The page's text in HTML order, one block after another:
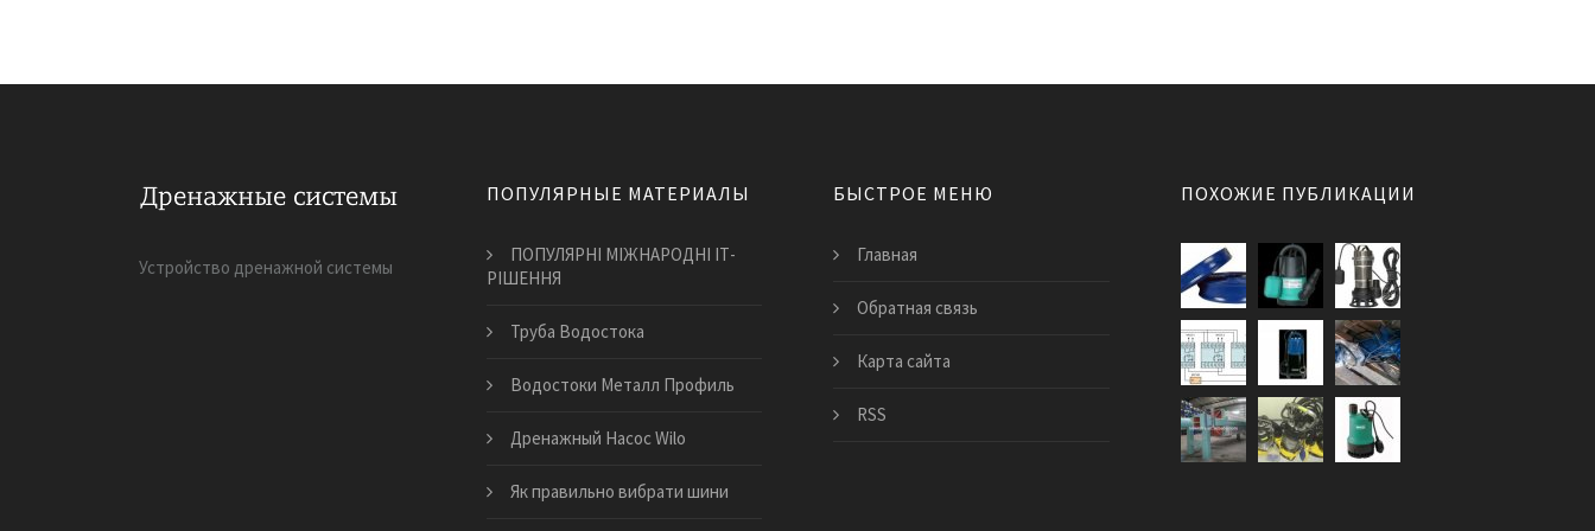
Устройство дренажной системы
ПОПУЛЯРНЫЕ МАТЕРИАЛЫ
ПОПУЛЯРНІ МІЖНАРОДНІ ІТ-
РІШЕННЯ
Труба Водостока
Водостоки Металл Профиль
Дренажный Насос Wilo
​Як правильно вибрати шини
БЫСТРОЕ МЕНЮ
Главная
Обратная связь
Карта сайта
RSS
ПОХОЖИЕ ПУБЛИКАЦИИ